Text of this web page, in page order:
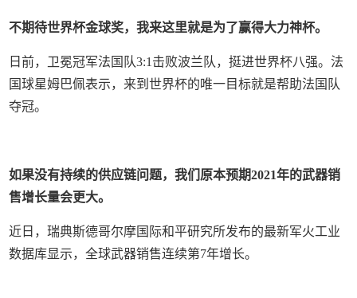
不期待世界杯金球奖，我来这里就是为了赢得大力神杯。
日前，卫冕冠军法国队3:1击败波兰队，挺进世界杯八强。法
国球星姆巴佩表示，来到世界杯的唯一目标就是帮助法国队
夺冠。
如果没有持续的供应链问题，我们原本预期2021年的武器销
售增长量会更大。
近日，瑞典斯德哥尔摩国际和平研究所发布的最新军火工业
数据库显示，全球武器销售连续第7年增长。